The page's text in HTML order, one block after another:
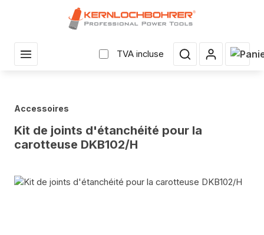
TVA incluse Le
Accessoires
Kit de joints d'étanchéité pour la
carotteuse DKB102/H
Sauter la galerie d'images